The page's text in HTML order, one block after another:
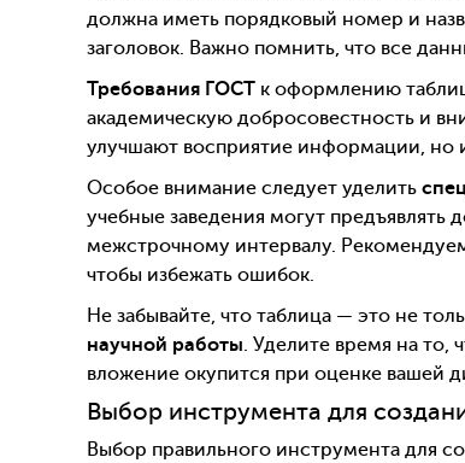
должна иметь порядковый номер и
заголовок. Важно помнить, что все
Требования ГОСТ к оформлению
академическую добросовестность и
улучшают восприятие информации, но
Особое внимание следует уделить
учебные заведения могут
межстрочному интервалу.
чтобы избежать ошибок.
Не забывайте, что таблица — это не
научной работы . Уделите время на
вложение окупится при оценке вашей
Выбор инструмента для
Выбор правильного инструмента для